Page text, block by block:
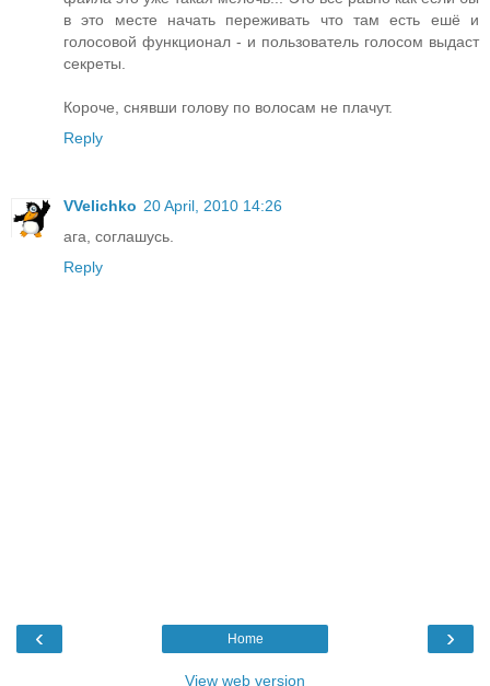
в это месте начать переживать что там есть ешё и
голосовой функционал - и пользователь голосом выдаст
секреты.
Короче, снявши голову по волосам не плачут.
Reply
VVelichko 20 April, 2010 14:26
ага, соглашусь.
Reply
‹ ›
Home
View web version